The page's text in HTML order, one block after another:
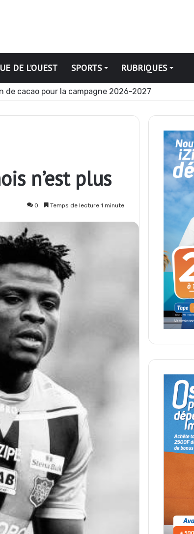
DE L’OUEST SPORTS RUBRIQUES
de cacao pour la campagne 2026-2027
n’est plus
0 Temps de lecture 1 minute